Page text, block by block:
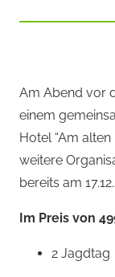
Am Abend vor
einem
Hotel “Am
weitere
bereits am
Im Preis von
2 Jagdtag